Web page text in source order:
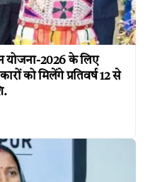
योजना-2026 के लिए
को मिलेंगे प्रतिवर्ष 12 से